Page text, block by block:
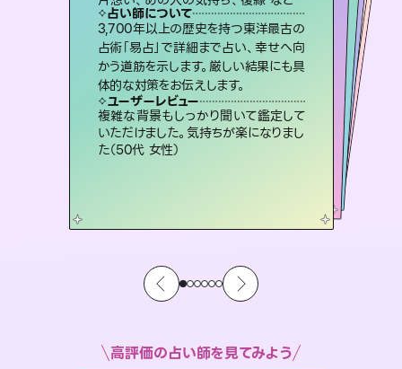
占い師について
3,700年以上の歴史を持つ東洋最古の
占術「易占」で詳細まで占い、幸せへ向
かう道筋を示します。厳しい結果にも具
体的な対策をお伝えします。
ユーザーレビュー
複雑な背景もしっかり聞いて鑑定して
いただけました。気持ちが楽になりまし
た（50代 女性）
占い師について
未来には何パターンもの選択肢があり
ます。不安で視えにくくなっているあな
たの素敵な未来を見つけ、その未来を
選択できるようアドバイスします。
ユーザーレビュー
職場の人の性質や人間関係、本心など
本当によく視えていてびっくり。対策が
打てて前向きになれます（40代）
占い師について
連絡再開、復縁、成就などの報告実績
多数。セラピストとして2万超の施術経
験があるからこそできる鑑定で、より良
い未来をサポートします。
ユーザーレビュー
とても心温まる鑑定でした。しかもこち
らは何も言っていないのに視えていらっ
しゃるんだなと驚きです（30代女性）
恋愛総合、片想い、二人の未来 など
占い師について
復縁、恋愛、不倫の行方、同性愛や片思い、仕事関係や借金問題まで知りたいことや心の負担になっていることを紐解き、背中をそっと押して導きます。
ユーザーレビュー
安心感のあり、言い切ってくれる所や濁
さない鑑定のおかげで、毎回自分の気
持ちを整えられます（30代 男性）
片想い、あの人の気持ち、復縁 など
占い師について
恋愛のお悩みの中でも特に「曖昧な関
係」の相談を得意としており、友達以上
恋人未満なお相手との今後や本音を丁
寧に読み解き恋愛成就へと導きます。
ユーザーレビュー
鑑定していただいてアドバイス通りに行
動すると仲が復活してきました。ありが
とうございました（40代 女性）
得意な相談カテゴリ
恋愛総合、あの人の気持ち など
占い師について
霊視×オラクルカードを使って「今」と
「未来」そして「気になるあの人の気持
ち」まで丁寧に読み解き、恋や人生のヒ
ントを優しく引き出します。
ユーザーレビュー
不安な気持ちが嘘みたいに晴れまし
た…！よく視えていらっしゃるんだなと
感じました（40代 女性）
高評価の占い師を見てみよう